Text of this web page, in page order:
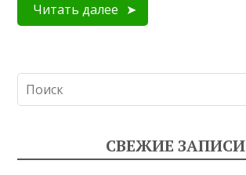
Читать далее
СВЕЖИЕ ЗАПИСИ